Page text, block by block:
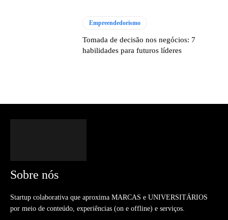
Empreendedorismo
Tomada de decisão nos negócios: 7
habilidades para futuros líderes
Sobre nós
Startup colaborativa que aproxima MARCAS e UNIVERSITÁRIOS
por meio de conteúdo, experiências (on e offline) e serviços.